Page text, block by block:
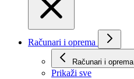
Računari i oprema
Računari i oprema
Prikaži svе